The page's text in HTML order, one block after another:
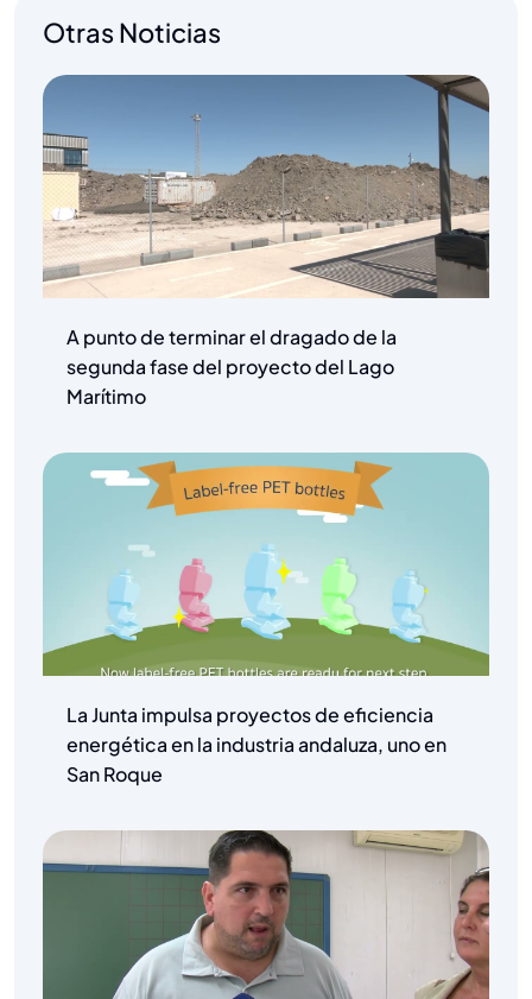
Otras Noticias
A punto de terminar el dragado de la
segunda fase del proyecto del Lago
Marítimo
La Junta impulsa proyectos de eficiencia
energética en la industria andaluza, uno en
San Roque